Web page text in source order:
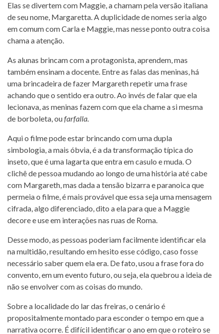
Elas se divertem com Maggie, a chamam pela versão italiana
de seu nome, Margaretta. A duplicidade de nomes seria algo
em comum com Carla e Maggie, mas nesse ponto outra coisa
chama a atenção.
As alunas brincam com a protagonista, aprendem, mas
também ensinam a docente. Entre as falas das meninas, há
uma brincadeira de fazer Margareth repetir uma frase
achando que o sentido era outro. Ao invés de falar que ela
lecionava, as meninas fazem com que ela chame a si mesma
de borboleta, oufarfalla.
Aqui o filme pode estar brincando com uma dupla
simbologia, a mais óbvia, é a da transformação típica do
inseto, que é uma lagarta que entra em casulo e muda. O
clichê de pessoa mudando ao longo de uma história até cabe
com Margareth, mas dada a tensão bizarra e paranoica que
permeia o filme, é mais provável que essa seja uma mensagem
cifrada, algo diferenciado, dito a ela para que a Maggie
decore e use em interações nas ruas de Roma.
Desse modo, as pessoas poderiam facilmente identificar ela
na multidão, resultando em hesito esse código, caso fosse
necessário saber quem ela era. De fato, usou a frase fora do
convento, em um evento futuro, ou seja, ela quebrou a ideia de
não se envolver com as coisas do mundo.
Sobre a localidade do lar das freiras, o cenário é
propositalmente montado para esconder o tempo em que a
narrativa ocorre. É difícil identificar o ano em que o roteiro se